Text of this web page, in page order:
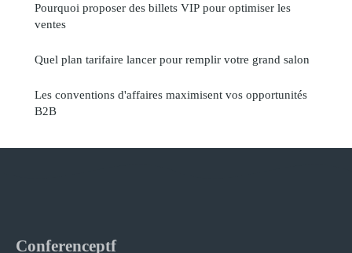
Pourquoi proposer des billets VIP pour optimiser les
ventes
Quel plan tarifaire lancer pour remplir votre grand salon
Les conventions d'affaires maximisent vos opportunités
B2B
Conferenceptf